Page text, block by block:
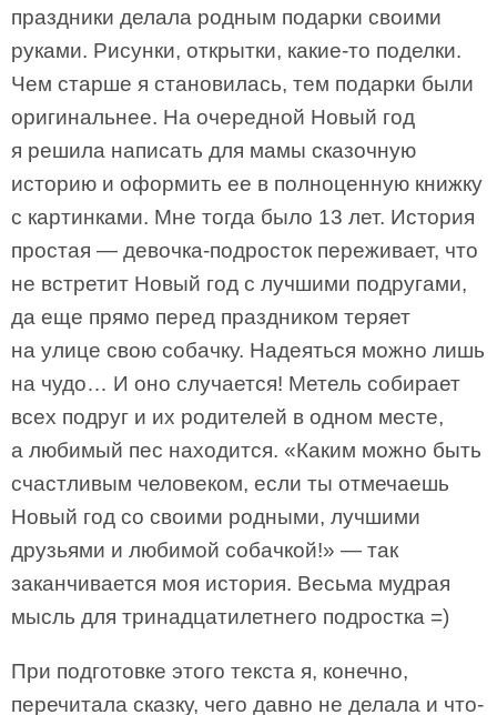
праздники делала родным подарки своими
руками. Рисунки, открытки, какие-то поделки.
Чем старше я становилась, тем подарки были
оригинальнее. На очередной Новый год
я решила написать для мамы сказочную
историю и оформить ее в полноценную книжку
с картинками. Мне тогда было 13 лет. История
простая — девочка-подросток переживает, что
не встретит Новый год с лучшими подругами,
да еще прямо перед праздником теряет
на улице свою собачку. Надеяться можно лишь
на чудо… И оно случается! Метель собирает
всех подруг и их родителей в одном месте,
а любимый пес находится. «Каким можно быть
счастливым человеком, если ты отмечаешь
Новый год со своими родными, лучшими
друзьями и любимой собачкой!» — так
заканчивается моя история. Весьма мудрая
мысль для тринадцатилетнего подростка =)
При подготовке этого текста я, конечно,
перечитала сказку, чего давно не делала и что-